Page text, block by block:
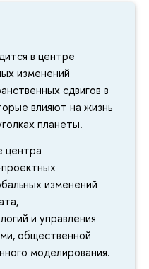
в центре
изменений
сдвигов в
влияют на жизнь
планеты.
центра
изменений
и управления
общественной
моделирования.